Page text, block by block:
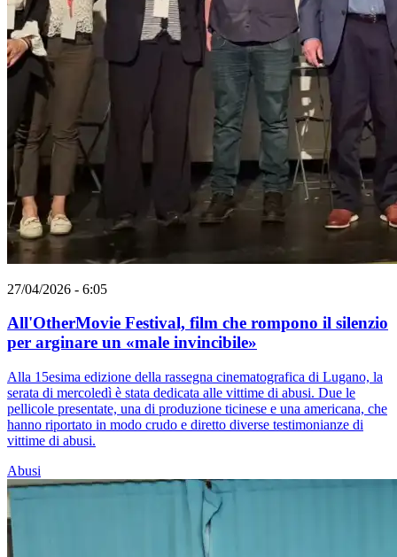
27/04/2026 - 6:05
All'OtherMovie Festival, film che rompono il silenzio
per arginare un «male invincibile»
Alla 15esima edizione della rassegna cinematografica di Lugano, la
serata di mercoledì è stata dedicata alle vittime di abusi. Due le
pellicole presentate, una di produzione ticinese e una americana, che
hanno riportato in modo crudo e diretto diverse testimonianze di
vittime di abusi.
Abusi